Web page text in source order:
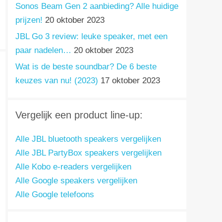
Sonos Beam Gen 2 aanbieding? Alle huidige
prijzen! 20 oktober 2023
JBL Go 3 review: leuke speaker, met een
paar nadelen… 20 oktober 2023
Wat is de beste soundbar? De 6 beste
keuzes van nu! (2023) 17 oktober 2023
Vergelijk een product line-up:
Alle JBL bluetooth speakers vergelijken
Alle JBL PartyBox speakers vergelijken
Alle Kobo e-readers vergelijken
Alle Google speakers vergelijken
Alle Google telefoons